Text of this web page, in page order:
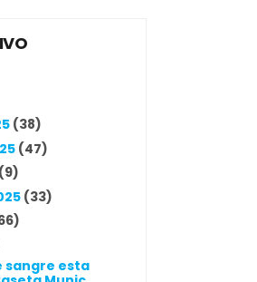
(38)
(47)
(9)
(33)
sangre esta